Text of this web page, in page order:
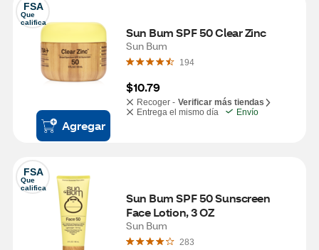
FSA
Que
califica
Agregar
Sun Bum SPF 50 Clear Zinc
Sun Bum
194
$10.79
Recoger - Verificar más tiendas
Entrega el mismo día
Envío
FSA
Que
califica
Sun Bum SPF 50 Sunscreen
Face Lotion, 3 OZ
Sun Bum
283